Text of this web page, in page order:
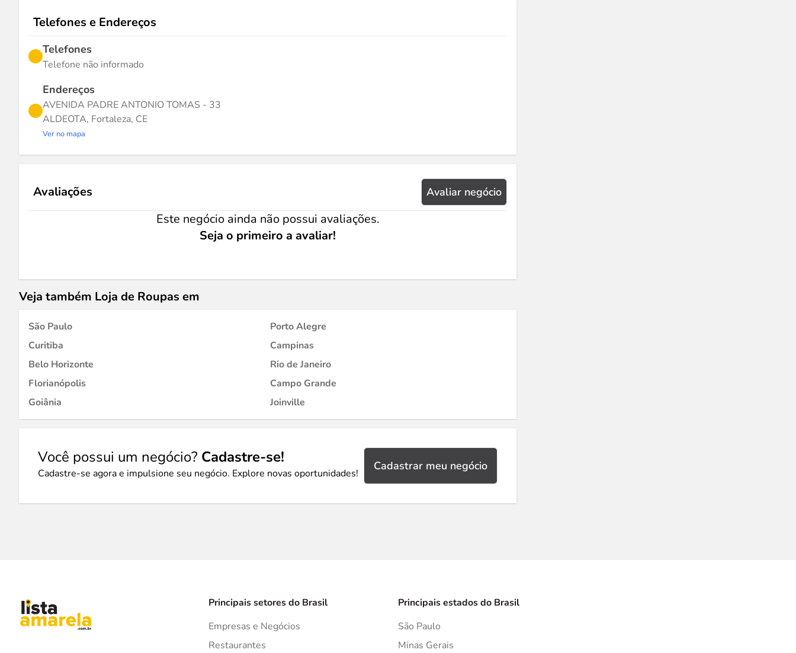
Telefones e Endereços
Telefones
Telefone não informado
Endereços
AVENIDA PADRE ANTONIO TOMAS - 33
ALDEOTA, Fortaleza, CE
Ver no mapa
Avaliações Avaliar negócio
Este negócio ainda não possui avaliações.
Seja o primeiro a avaliar!
Veja também Loja de Roupas em
São Paulo
Porto Alegre
Curitiba
Campinas
Belo Horizonte
Rio de Janeiro
Florianópolis
Campo Grande
Goiânia
Joinville
Você possui um negócio? Cadastre-se!
Cadastre-se agora e impulsione seu negócio. Explore novas oportunidades!
Cadastrar meu negócio
Principais setores do Brasil
Empresas e Negócios
Restaurantes
Principais estados do Brasil
São Paulo
Minas Gerais